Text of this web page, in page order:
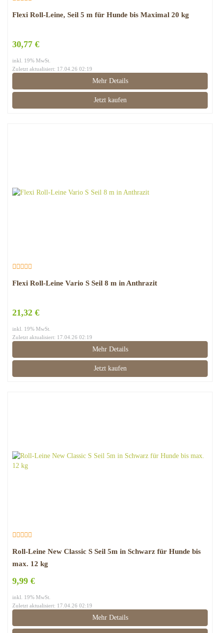
Flexi Roll-Leine, Seil 5 m für Hunde bis Maximal 20 kg
30,77 €
inkl. 19% MwSt.
Zuletzt aktualisiert: 17.04.26 02:19
Mehr Details
Jetzt kaufen
Flexi Roll-Leine Vario S Seil 8 m in Anthrazit
21,32 €
inkl. 19% MwSt.
Zuletzt aktualisiert: 17.04.26 02:19
Mehr Details
Jetzt kaufen
Roll-Leine New Classic S Seil 5m in Schwarz für Hunde bis
max. 12 kg
9,99 €
inkl. 19% MwSt.
Zuletzt aktualisiert: 17.04.26 02:19
Mehr Details